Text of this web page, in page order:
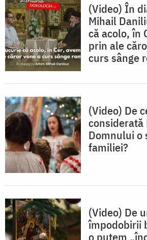
(Video) În
Mihail
că acolo, în
prin ale
curs sânge
(Video) De
considerată
Domnului o
familiei?
(Video) De
împodobirii
o putem